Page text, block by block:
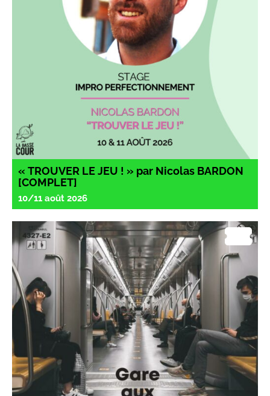
« TROUVER LE JEU ! » par Nicolas BARDON
[COMPLET]
10/11 août 2026